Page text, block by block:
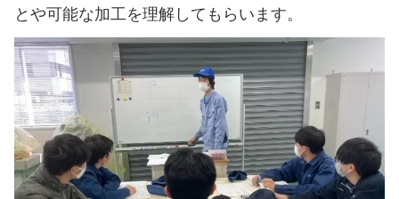
とや可能な加工を理解してもらいます。